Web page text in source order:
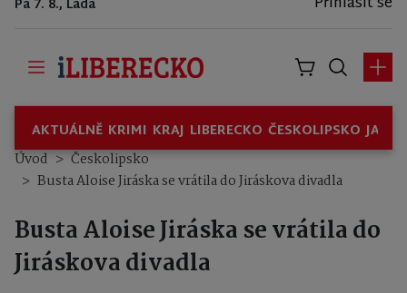
Pá 7. 8., Lada
AKTUÁLNĚ KRIMI KRAJ LIBERECKO ČESKOLIPSKO
Úvod
Českolipsko
Busta Aloise Jiráska se vrátila do Jiráskova divadla
Busta Aloise Jiráska se vrátila do
Jiráskova divadla